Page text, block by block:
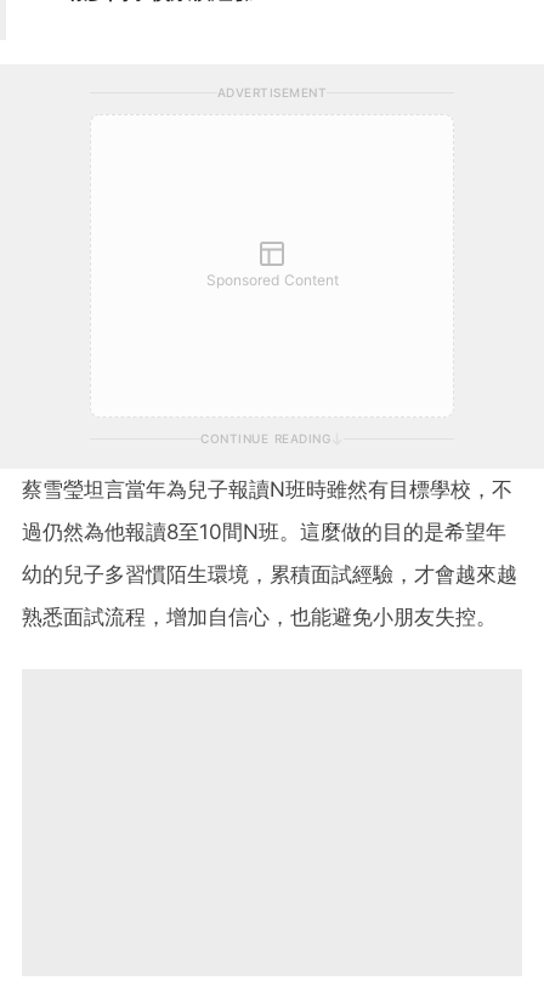
ADVERTISEMENT
Sponsored Content
CONTINUE READING
蔡雪瑩坦言當年為兒子報讀N班時雖然有目標學校，不
過仍然為他報讀8至10間N班。這麼做的目的是希望年
幼的兒子多習慣陌生環境，累積面試經驗，才會越來越
熟悉面試流程，增加自信心，也能避免小朋友失控。